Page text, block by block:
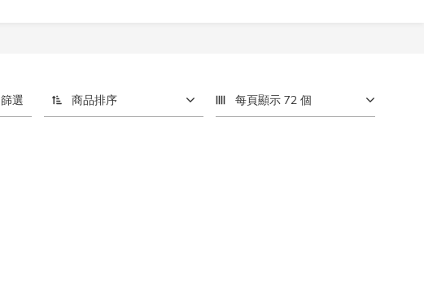
篩選 商品排序 每頁顯示 72 個